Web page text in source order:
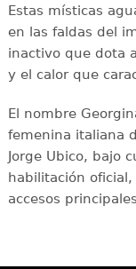
Estas místicas
en las faldas del
inactivo que dota
y el calor que
El nombre
femenina italiana
Jorge Ubico, bajo
habilitación
accesos